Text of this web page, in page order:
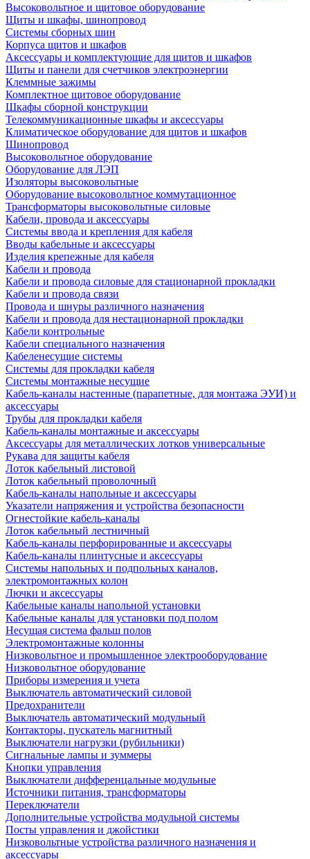
Высоковольтное и щитовое оборудование
Щиты и шкафы, шинопровод
Системы сборных шин
Корпуса щитов и шкафов
Аксессуары и комплектующие для щитов и шкафов
Щиты и панели для счетчиков электроэнергии
Клеммные зажимы
Комплектное щитовое оборудование
Шкафы сборной конструкции
Телекоммуникационные шкафы и аксессуары
Климатическое оборудование для щитов и шкафов
Шинопровод
Высоковольтное оборудование
Оборудование для ЛЭП
Изоляторы высоковольтные
Оборудование высоковольтное коммутационное
Трансформаторы высоковольтные силовые
Кабели, провода и аксессуары
Системы ввода и крепления для кабеля
Вводы кабельные и аксессуары
Изделия крепежные для кабеля
Кабели и провода
Кабели и провода силовые для стационарной прокладки
Кабели и провода связи
Провода и шнуры различного назначения
Кабели и провода для нестационарной прокладки
Кабели контрольные
Кабели специального назначения
Кабеленесущие системы
Системы для прокладки кабеля
Системы монтажные несущие
Кабель-каналы настенные (парапетные, для монтажа ЭУИ) и
аксессуары
Трубы для прокладки кабеля
Кабель-каналы монтажные и аксессуары
Аксессуары для металлических лотков универсальные
Рукава для защиты кабеля
Лоток кабельный листовой
Лоток кабельный проволочный
Кабель-каналы напольные и аксессуары
Указатели напряжения и устройства безопасности
Огнестойкие кабель-каналы
Лоток кабельный лестничный
Кабель-каналы перфорированные и аксессуары
Кабель-каналы плинтусные и аксессуары
Системы напольных и подпольных каналов,
электромонтажных колон
Лючки и аксессуары
Кабельные каналы напольной установки
Кабельные каналы для установки под полом
Несущая система фальш полов
Электромонтажные колонны
Низковольтное и промышленное электрооборудование
Низковольтное оборудование
Приборы измерения и учета
Выключатель автоматический силовой
Предохранители
Выключатель автоматический модульный
Контакторы, пускатель магнитный
Выключатели нагрузки (рубильники)
Сигнальные лампы и зуммеры
Кнопки управления
Выключатели дифференцальные модульные
Источники питания, трансформаторы
Переключатели
Дополнительные устройства модульной системы
Посты управления и джойстики
Низковольтные устройства различного назначения и
аксессуары